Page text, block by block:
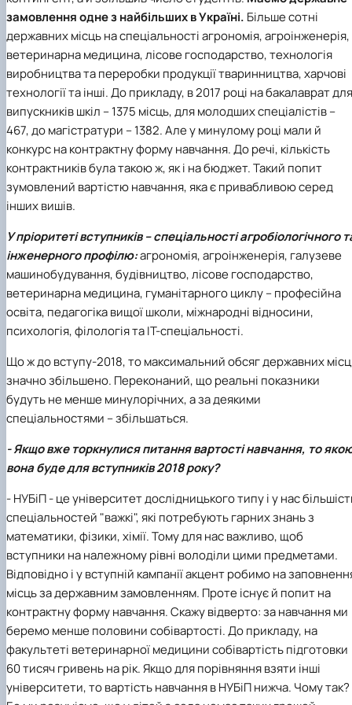
замовлення одне з найбільших в Україні. Більше сотні
державних місць на спеціальності агрономія, агроінженерія,
ветеринарна медицина, лісове господарство, технологія
виробництва та переробки продукції тваринництва, харчові
технології та інші. До прикладу, в 2017 році на бакалаврат для
випускників шкіл – 1375 місць, для молодших спеціалістів –
467, до магістратури – 1382. Але у минулому році мали й
конкурс на контрактну форму навчання. До речі, кількість
контрактників була такою ж, як і на бюджет. Такий попит
зумовлений вартістю навчання, яка є привабливою серед
інших вишів.
У пріоритеті вступників – спеціальності агробіологічного
інженерного профілю:агрономія, агроінженерія, галузеве
машинобудування, будівництво, лісове господарство,
ветеринарна медицина, гуманітарного циклу – професійна
освіта, педагогіка вищої школи, міжнародні відносини,
психологія, філологія та ІТ-спеціальності.
Що ж до вступу-2018, то максимальний обсяг державних
значно збільшено. Переконаний, що реальні показники
будуть не менше минулорічних, а за деякими
спеціальностями – збільшаться.
- Якщо вже торкнулися питання вартості навчання, то
вона буде для вступників 2018 року?
- НУБіП - це університет дослідницького типу і у нас
спеціальностей "важкі", які потребують гарних знань з
математики, фізики, хімії. Тому для нас важливо, щоб
вступники на належному рівні володіли цими предметами.
Відповідно і у вступній кампанії акцент робимо на
місць за державним замовленням. Проте існує й попит на
контрактну форму навчання. Скажу відверто: за навчання ми
беремо менше половини собівартості. До прикладу, на
факультеті ветеринарної медицини собівартість підготовки
60 тисяч гривень на рік. Якщо для порівняння взяти інші
університети, то вартість навчання в НУБіП нижча. Чому так?